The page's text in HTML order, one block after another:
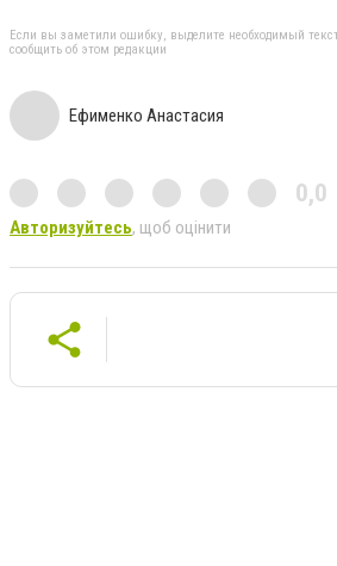
Если вы заметили ошибку, выделите необходимый
сообщить об этом редакции
Ефименко Анастасия
0,0
Авторизуйтесь, щоб оцінити